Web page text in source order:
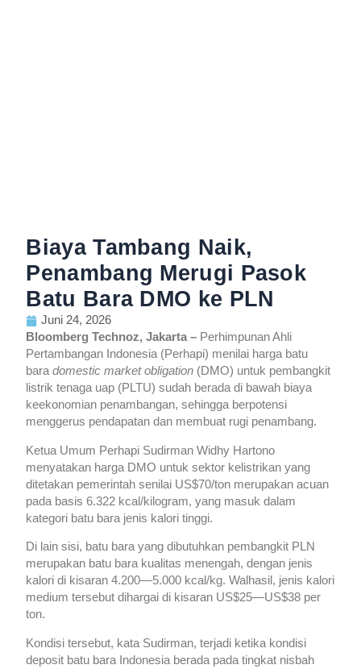
Biaya Tambang Naik,
Penambang Merugi Pasok
Batu Bara DMO ke PLN
Juni 24, 2026
Bloomberg Technoz, Jakarta – Perhimpunan Ahli
Pertambangan Indonesia (Perhapi) menilai harga batu
baradomestic market obligation (DMO) untuk pembangkit
listrik tenaga uap (PLTU) sudah berada di bawah biaya
keekonomian penambangan, sehingga berpotensi
menggerus pendapatan dan membuat rugi penambang.
Ketua Umum Perhapi Sudirman Widhy Hartono
menyatakan harga DMO untuk sektor kelistrikan yang
ditetakan pemerintah senilai US$70/ton merupakan acuan
pada basis 6.322 kcal/kilogram, yang masuk dalam
kategori batu bara jenis kalori tinggi.
Di lain sisi, batu bara yang dibutuhkan pembangkit PLN
merupakan batu bara kualitas menengah, dengan jenis
kalori di kisaran 4.200—5.000 kcal/kg. Walhasil, jenis kalori
medium tersebut dihargai di kisaran US$25—US$38 per
ton.
Kondisi tersebut, kata Sudirman, terjadi ketika kondisi
deposit batu bara Indonesia berada pada tingkat nisbah